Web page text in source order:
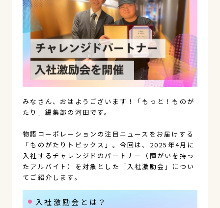
みなさん、おはようございます！「もっと！ものが
たり」編集部の河田です。
物語コーポレーションの注目ニュースをお届けする
「ものがたりトピックス」。今回は、2025年4月に
入社するチャレンジドのパートナー（障がいを持っ
たアルバイト）を対象とした「入社激励会」につい
てご紹介します。
入社激励会とは？